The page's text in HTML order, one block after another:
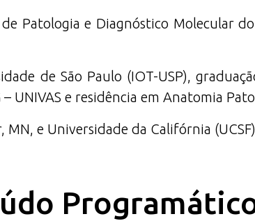
Patologia e Diagnóstico Molecular
de São Paulo (IOT-USP),
UNIVAS e residência em Anatomia
e Universidade da Califórnia